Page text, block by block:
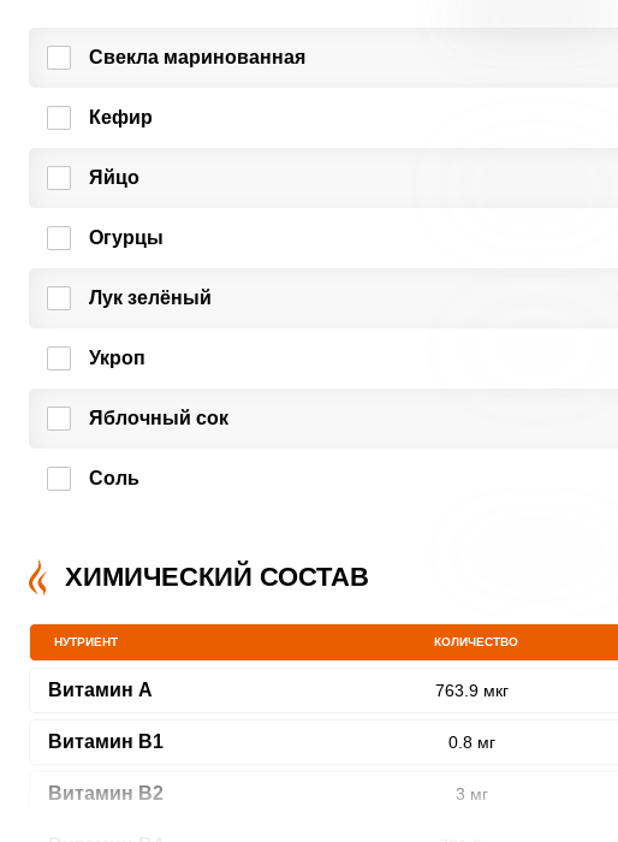
Свекла маринованная
Кефир
Яйцо
Огурцы
Лук зелёный
Укроп
Яблочный сок
Соль
ХИМИЧЕСКИЙ СОСТАВ
НУТРИЕНТ КОЛИЧЕСТВО
Витамин A 763.9 мкг
Витамин В1 0.8 мг
Витамин В2 3 мг